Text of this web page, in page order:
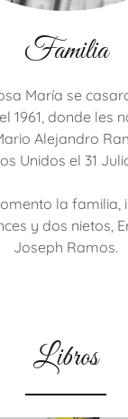
Familia
María se
1961, donde les
Alejandro
Unidos el 31
la familia,
y dos nietos,
Joseph Ramos.
Libros